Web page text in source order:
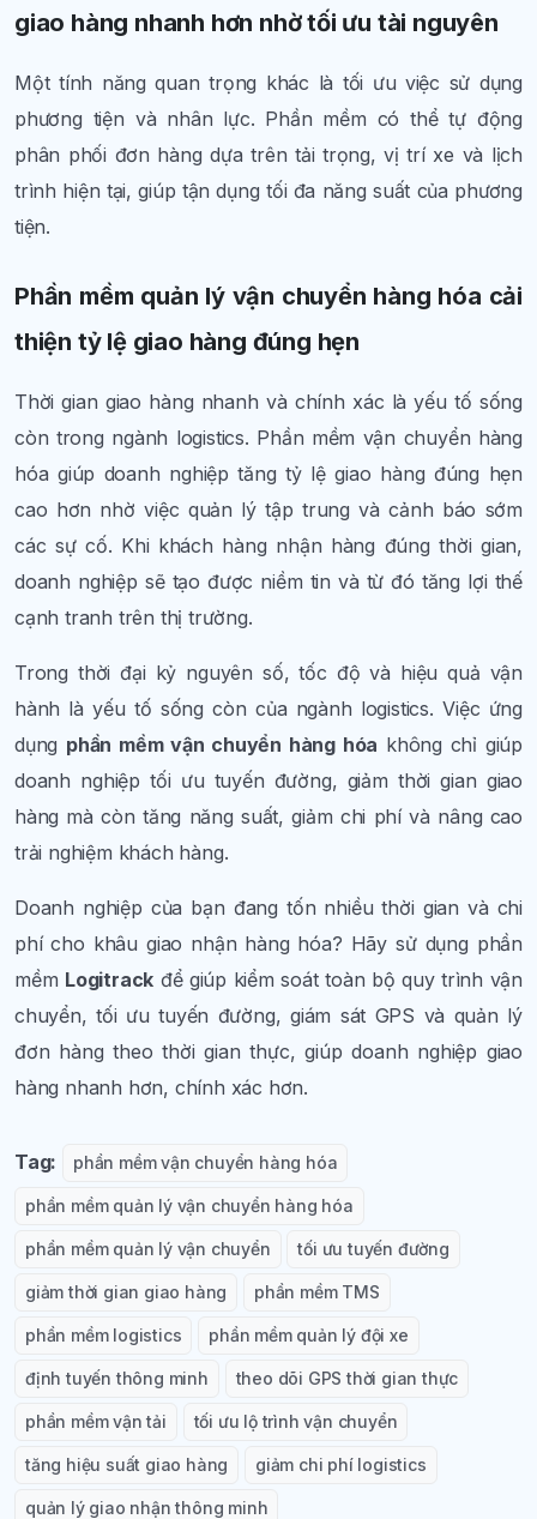
giao hàng nhanh hơn nhờ tối ưu tài nguyên
Một tính năng quan trọng khác là tối ưu việc sử dụng
phương tiện và nhân lực. Phần mềm có thể tự động
phân phối đơn hàng dựa trên tải trọng, vị trí xe và lịch
trình hiện tại, giúp tận dụng tối đa năng suất của phương
tiện.
Phần mềm quản lý vận chuyển hàng hóa cải
thiện tỷ lệ giao hàng đúng hẹn
Thời gian giao hàng nhanh và chính xác là yếu tố sống
còn trong ngành logistics. Phần mềm vận chuyển hàng
hóa giúp doanh nghiệp tăng tỷ lệ giao hàng đúng hẹn
cao hơn nhờ việc quản lý tập trung và cảnh báo sớm
các sự cố. Khi khách hàng nhận hàng đúng thời gian,
doanh nghiệp sẽ tạo được niềm tin và từ đó tăng lợi thế
cạnh tranh trên thị trường.
Trong thời đại kỷ nguyên số, tốc độ và hiệu quả vận
hành là yếu tố sống còn của ngành logistics. Việc ứng
dụng phần mềm vận chuyển hàng hóa không chỉ giúp
doanh nghiệp tối ưu tuyến đường, giảm thời gian giao
hàng mà còn tăng năng suất, giảm chi phí và nâng cao
trải nghiệm khách hàng.
Doanh nghiệp của bạn đang tốn nhiều thời gian và chi
phí cho khâu giao nhận hàng hóa? Hãy sử dụng phần
mềm Logitrack để giúp kiểm soát toàn bộ quy trình vận
chuyển, tối ưu tuyến đường, giám sát GPS và quản lý
đơn hàng theo thời gian thực, giúp doanh nghiệp giao
hàng nhanh hơn, chính xác hơn.
Tag: phần mềm vận chuyển hàng hóa
phần mềm quản lý vận chuyển hàng hóa
phần mềm quản lý vận chuyển tối ưu tuyến đường
giảm thời gian giao hàng phần mềm TMS
phần mềm logistics phần mềm quản lý đội xe
định tuyến thông minh theo dõi GPS thời gian thực
phần mềm vận tải tối ưu lộ trình vận chuyển
tăng hiệu suất giao hàng giảm chi phí logistics
quản lý giao nhận thông minh